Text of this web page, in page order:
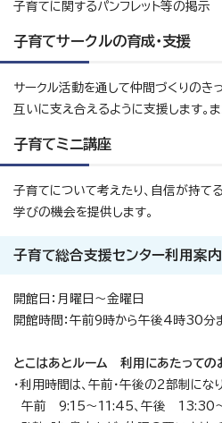
子育てに関するパンフレット等の掲示
子育てサークルの育成・支援
サークル活動を通して仲間づくりのき
互いに支え合えるように支援します。
子育てミニ講座
子育てについて考えたり、自信が持て
学びの機会を提供します。
子育て総合支援センター利用案内
開館日：月曜日～金曜日
開館時間：午前9時から午後4時30分
とこはあとルーム 利用にあたっての
・利用時間は、午前・午後の2部制になり
午前 9:15～11:45、午後 13:30